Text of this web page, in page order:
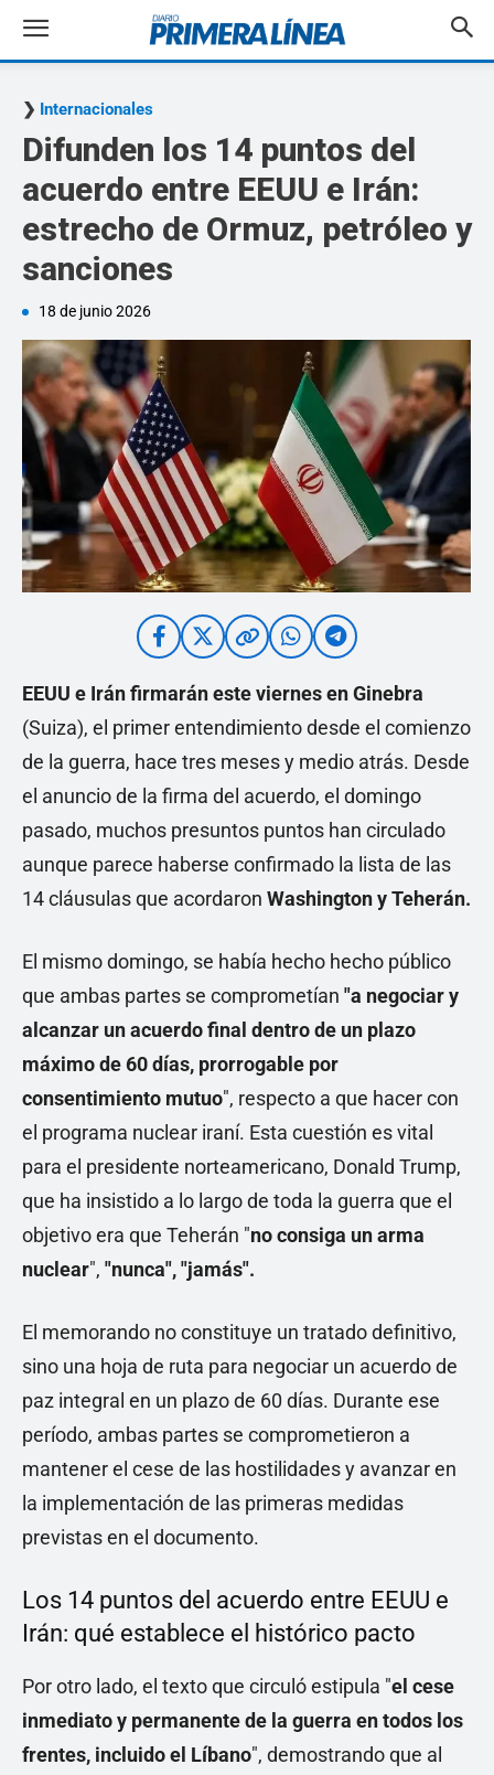
Internacionales
Difunden los 14 puntos del
acuerdo entre EEUU e Irán:
estrecho de Ormuz, petróleo y
sanciones
18 de junio 2026
EEUU e Irán firmarán este viernes en Ginebra
(Suiza), el primer entendimiento desde el comienzo
de la guerra, hace tres meses y medio atrás. Desde
el anuncio de la firma del acuerdo, el domingo
pasado, muchos presuntos puntos han circulado
aunque parece haberse confirmado la lista de las
14 cláusulas que acordaron Washington y Teherán.
El mismo domingo, se había hecho hecho público
que ambas partes se comprometían "a negociar y
alcanzar un acuerdo final dentro de un plazo
máximo de 60 días, prorrogable por
consentimiento mutuo", respecto a que hacer con
el programa nuclear iraní. Esta cuestión es vital
para el presidente norteamericano, Donald Trump,
que ha insistido a lo largo de toda la guerra que el
objetivo era que Teherán "no consiga un arma
nuclear", "nunca", "jamás".
El memorando no constituye un tratado definitivo,
sino una hoja de ruta para negociar un acuerdo de
paz integral en un plazo de 60 días. Durante ese
período, ambas partes se comprometieron a
mantener el cese de las hostilidades y avanzar en
la implementación de las primeras medidas
previstas en el documento.
Los 14 puntos del acuerdo entre EEUU e
Irán: qué establece el histórico pacto
Por otro lado, el texto que circuló estipula "el cese
inmediato y permanente de la guerra en todos los
frentes, incluido el Líbano", demostrando que al